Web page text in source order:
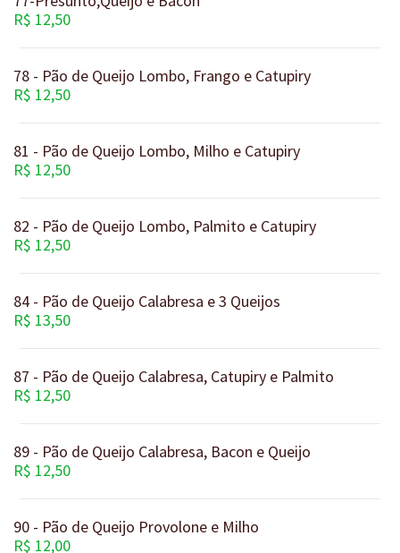
R$ 12,50
78 - Pão de Queijo Lombo, Frango e Catupiry
R$ 12,50
81 - Pão de Queijo Lombo, Milho e Catupiry
R$ 12,50
82 - Pão de Queijo Lombo, Palmito e Catupiry
R$ 12,50
84 - Pão de Queijo Calabresa e 3 Queijos
R$ 13,50
87 - Pão de Queijo Calabresa, Catupiry e Palmito
R$ 12,50
89 - Pão de Queijo Calabresa, Bacon e Queijo
R$ 12,50
90 - Pão de Queijo Provolone e Milho
R$ 12,00